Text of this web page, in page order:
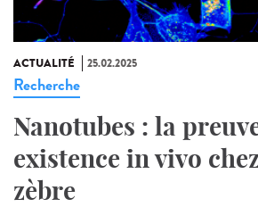
ACTUALITÉ 25.02.2025
Recherche
Nanotubes : la
existence in vivo
zèbre